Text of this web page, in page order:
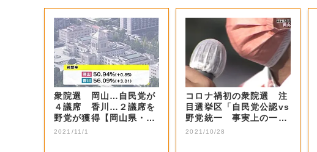
衆院選 岡山…自民党が
４議席 香川…２議席を
野党が獲得【岡山県・香
川県】
2021/11/1
コロナ禍初の衆院選 注
目選挙区「自民党公認vs
野党統一 事実上の一騎
打ち 岡山４...
2021/10/28